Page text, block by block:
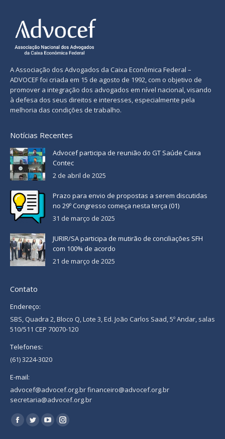
A Associação dos Advogados da Caixa Econômica Federal –
ADVOCEF foi criada em 15 de agosto de 1992, com o objetivo de
promover a integração dos advogados em nível nacional, visando
à defesa dos seus direitos e interesses, especialmente pela
melhoria das condições de trabalho.
Notícias Recentes
Advocef participa de reunião do GT Saúde Caixa
Contec
2 de abril de 2025
Prazo para envio de propostas a serem discutidas
no 29º Congresso começa nesta terça (01)
31 de março de 2025
JURIR/SA participa de mutirão de conciliações SFH
com 100% de acordo
21 de março de 2025
Contato
Endereço:
SBS, Quadra 2, Bloco Q, Lote 3, Ed. João Carlos Saad, 5º Andar, salas
510/511 CEP 70070-120
Telefones:
(61) 3224-3020
E-mail:
advocef@advocef.org.br financeiro@advocef.org.br
secretaria@advocef.org.br
Encontre-nos em:
Facebook
TwitterYouTubeInstagram